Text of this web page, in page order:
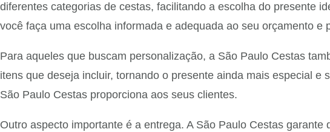
diferentes categorias de cestas, facilitando a escolha do presente
você faça uma escolha informada e adequada ao seu orçamento e
Para aqueles que buscam personalização, a São Paulo Cestas
itens que deseja incluir, tornando o presente ainda mais especial e
São Paulo Cestas proporciona aos seus clientes.
Outro aspecto importante é a entrega. A São Paulo Cestas